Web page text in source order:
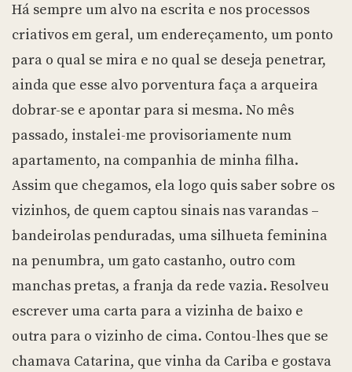
Há sempre um alvo na escrita e nos processos
criativos em geral, um endereçamento, um ponto
para o qual se mira e no qual se deseja penetrar,
ainda que esse alvo porventura faça a arqueira
dobrar-se e apontar para si mesma. No mês
passado, instalei-me provisoriamente num
apartamento, na companhia de minha filha.
Assim que chegamos, ela logo quis saber sobre os
vizinhos, de quem captou sinais nas varandas –
bandeirolas penduradas, uma silhueta feminina
na penumbra, um gato castanho, outro com
manchas pretas, a franja da rede vazia. Resolveu
escrever uma carta para a vizinha de baixo e
outra para o vizinho de cima. Contou-lhes que se
chamava Catarina, que vinha da Cariba e gostava